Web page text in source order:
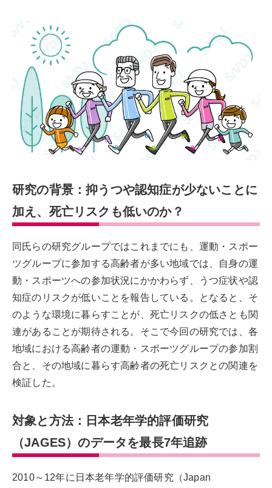
研究の背景：抑うつや認知症が少ないことに
加え、死亡リスクも低いのか？
同氏らの研究グループではこれまでにも、運動・スポー
ツグループに参加する高齢者が多い地域では、自身の運
動・スポーツへの参加状況にかかわらず、うつ症状や認
知症のリスクが低いことを報告している。となると、そ
のような環境に暮らすことが、死亡リスクの低さとも関
連があることが期待される。そこで今回の研究では、各
地域における高齢者の運動・スポーツグループの参加割
合と、その地域に暮らす高齢者の死亡リスクとの関連を
検証した。
対象と方法：日本老年学的評価研究
（JAGES）のデータを最長7年追跡
2010～12年に日本老年学的評価研究（Japan